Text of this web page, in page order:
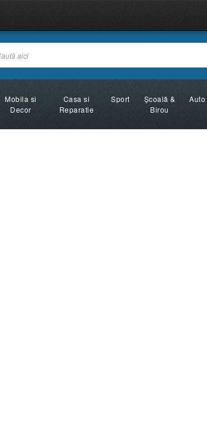
Mobila si
Decor
Casa si
Reparatie
Sport
Şcoală &
Birou
Auto